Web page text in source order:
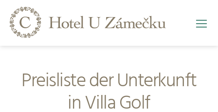
Preisliste der Unterkunft
in Villa Golf